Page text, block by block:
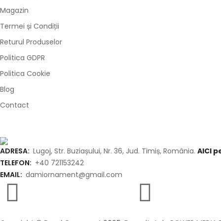
Magazin
Termei și Condiții
Returul Produselor
Politica GDPR
Politica Cookie
Blog
Contact
ADRESA: Lugoj, Str. Buziașului, Nr. 36, Jud. Timiș, România. AICI
TELEFON: +40 721153242
EMAIL: damiornament@gmail.com